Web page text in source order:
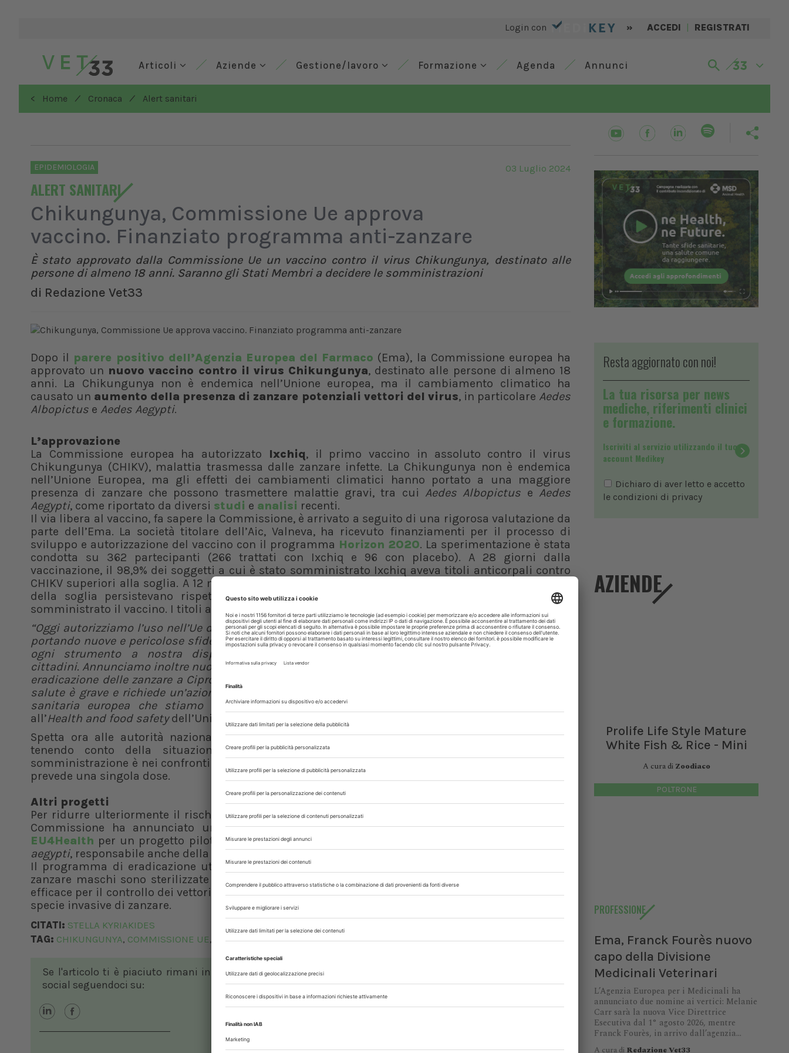
Login con » ACCEDI | REGISTRATI
Articoli Aziende Gestione/lavoro Formazione Agenda Annunci
< Home / Cronaca / Alert sanitari
EPIDEMIOLOGIA
ALERT SANITARI
03 Luglio 2024
Chikungunya, Commissione Ue approva
vaccino. Finanziato programma anti-zanzare
È stato approvato dalla Commissione Ue un vaccino contro il virus Chikungunya, destinato alle
persone di almeno 18 anni. Saranno gli Stati Membri a decidere le somministrazioni
di Redazione Vet33
Dopo il parere positivo dell’Agenzia Europea del Farmaco (Ema), la Commissione europea ha
approvato un nuovo vaccino contro il virus Chikungunya, destinato alle persone di almeno 18
anni. La Chikungunya non è endemica nell’Unione europea, ma il cambiamento climatico ha
causato un aumento della presenza di zanzare potenziali vettori del virus, in particolare Aedes
Albopictus e Aedes Aegypti.
L’approvazione
La Commissione europea ha autorizzato Ixchiq, il primo vaccino in assoluto contro il virus
Chikungunya (CHIKV), malattia trasmessa dalle zanzare infette. La Chikungunya non è endemica
nell’Unione Europea, ma gli effetti dei cambiamenti climatici hanno portato a una maggiore
presenza di zanzare che possono trasmettere malattie gravi, tra cui Aedes Albopictus e Aedes
Aegypti, come riportato da diversi studi e analisi recenti.
Il via libera al vaccino, fa sapere la Commissione, è arrivato a seguito di una rigorosa valutazione da
parte dell’Ema. La società titolare dell’Aic, Valneva, ha ricevuto finanziamenti per il processo di
sviluppo e autorizzazione del vaccino con il programma Horizon 2020. La sperimentazione è stata
condotta su 362 partecipanti (266 trattati con Ixchiq e 96 con placebo). A 28 giorni dalla
vaccinazione, il 98,9% dei soggetti a cui è stato somministrato Ixchiq aveva titoli anticorpali contro
CHIKV superiori alla soglia. A 12 mesi e 24 mesi dopo la vaccinazione, i titoli anticorpali al di sopra
della soglia persistevano rispettivamente nel 99,5% e nel 97,1% dei soggetti a cui era stato
somministrato il vaccino. I titoli anticorpali saranno monitorati per un massimo di cinque anni.
“Oggi autorizziamo l’uso nell’Ue del primo vaccino contro la Chikungunya. Le zanzare infette stanno
portando nuove e pericolose sfide potenziali per la salute pubblica e siamo determinati a utilizzare
ogni strumento a nostra disposizione per affrontare questi rischi e proteggere i nostri
cittadini. Annunciamo inoltre nuovi finanziamenti EU4Health per un innovativo programma pilota di
eradicazione delle zanzare a Cipro. Sappiamo che l’impatto dei cambiamenti climatici sulla nostra
salute è grave e richiede un’azione decisiva attraverso un approccio One Health nella forte Unione
sanitaria europea che stiamo costruendo”ha commentato
all’Health and food safetydell’Unione.
Spetta ora alle autorità nazionali di ogni Stato membro decidere chi avrà accesso al vaccino,
tenendo conto della situazione nazionale e dello stato di rischio. L’autorizzazione alla
somministrazione è nei confronti di soggetti adulti di età superiore ai 18 anni. La somministrazione
prevede una singola dose.
Altri progetti
Per ridurre ulteriormente il rischio di diffusione di malattie trasmesse dalle zanzare in Europa, la
Commissione ha annunciato un finanziamentodi 500.000 euro da parte delprogramma
EU4Health per un progetto pilota volto a contribuire all’eradicazione a Cipro della zanzara
aegypti, responsabile anche della Febbre Dengue.
Il programma di eradicazione utilizzerà laSterile Insect Technique
zanzare maschi sono sterilizzate con radiazioni a basso dosaggio, un metodo che si è dimostrato
efficace per il controllo dei vettori, in particolare nelle zone in cui sono state recentemente introdotte
specie invasive di zanzare.
CITATI: STELLA KYRIAKIDES
TAG: CHIKUNGUNYA, COMMISSIONE UE, EU4HEALTH,HORIZON 2020,VACCINO,ZANZARE
Se l'articolo ti è piaciuto rimani in contatto con noi sui nostri canali
social seguendoci su:
Resta aggiornato con noi!
La tua risorsa per news
mediche, riferimenti clinici
e formazione.
Iscriviti al servizio utilizzando il tuo
account Medikey
Dichiaro di aver letto e accetto
le condizioni di privacy
AZIENDE
Prolife Life Style Mature
White Fish & Rice - Mini
A cura di Zoodiaco
POLTRONE
PROFESSIONE
Ema, Franck Fourès nuovo
capo della Divisione
Medicinali Veterinari
L’Agenzia Europea per i Medicinali ha
annunciato due nomine ai vertici: Melanie
Carr sarà la nuova Vice Direttrice
Esecutiva dal 1° agosto 2026, mentre
Franck Fourès, in arrivo dall’agenzia...
A cura di Redazione Vet33